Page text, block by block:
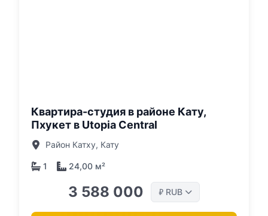
Квартира-студия в районе Кату,
Пхукет в Utopia Central
Район Катху, Кату
1 24,00 м²
3 588 000 ₽ RUB